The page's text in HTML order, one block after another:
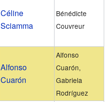
Céline
Sciamma
Bénédicte
Couvreur
Alfonso
Cuarón
Alfonso
Cuarón,
Gabriela
Rodríguez